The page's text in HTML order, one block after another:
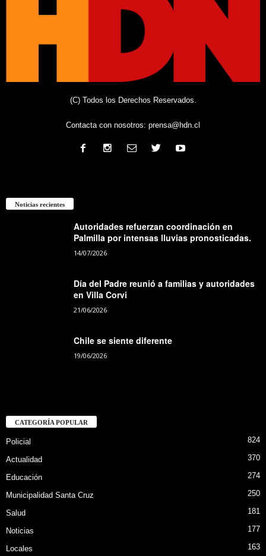
(C) Todos los Derechos Reservados.
Contacta con nosotros: prensa@hdn.cl
Noticias recientes
Autoridades refuerzan coordinación en
Palmilla por intensas lluvias pronosticadas.
14/07/2026
Día del Padre reunió a familias y autoridades
en Villa Corvi
21/06/2026
Chile se siente diferente
19/06/2026
CATEGORÍA POPULAR
Policial 824
Actualidad 370
Educación 274
Municipalidad Santa Cruz 250
Salud 181
Noticias 177
Locales 163